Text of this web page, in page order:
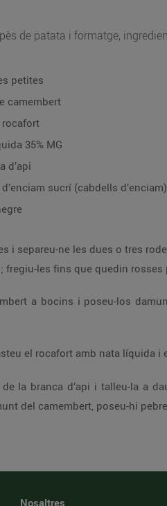
de patata i formatge,
petites
camembert
rocafort
35% MG
d’api
sucrí (cabdells d’enciam)
i separeu-ne les dues o tres
fregiu-les fins que quedin rosses
a bocins i poseu-los
el rocafort amb nata líquida i
la branca d’api i talleu-la a
del camembert, poseu-hi
Nosaltres